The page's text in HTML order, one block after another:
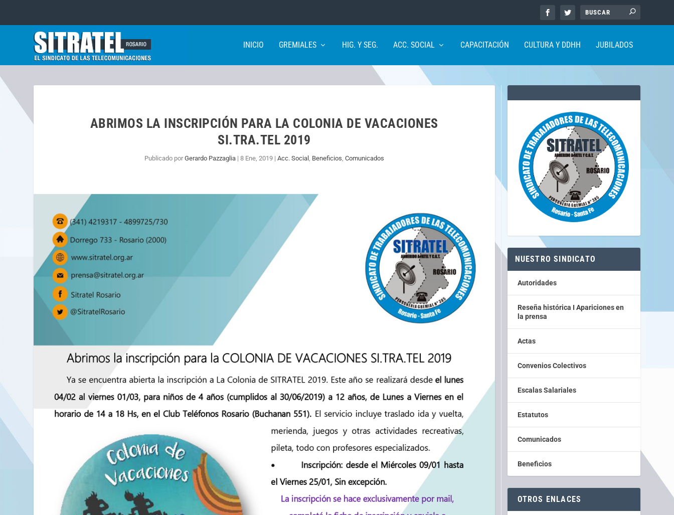
INICIO GREMIALES HIG. Y SEG. ACC. SOCIAL CAPACITACIÓN CULTURA Y DDHH JUBILADOS
ABRIMOS LA INSCRIPCIÓN PARA LA COLONIA DE VACACIONES
SI.TRA.TEL 2019
Publicado porGerardo Pazzaglia| 8 Ene, 2019| Acc. Social , Beneficios, Comunicados
NUESTRO SINDICATO
Autoridades
Reseña histórica I Apariciones en
la prensa
Actas
Convenios Colectivos
Escalas Salariales
Estatutos
Comunicados
Beneficios
OTROS ENLACES